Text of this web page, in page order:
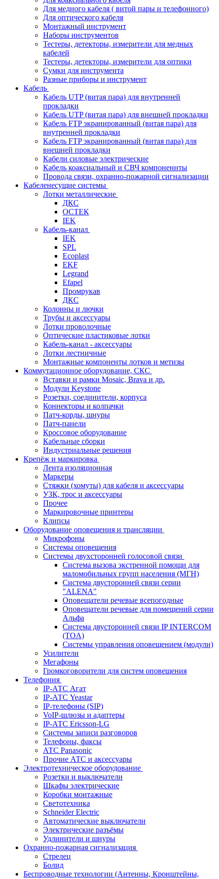
Для медного кабеля ( витой пары и телефонного)
Для оптического кабеля
Монтажный инструмент
Наборы инструментов
Тестеры, детекторы, измерители для медных
кабелей
Тестеры, детекторы, измерители для оптики
Сумки для инструмента
Разные приборы и инструмент
Кабель
Кабель UTP (витая пара) для внутренней
прокладки
Кабель UTP (витая пара) для внешней прокладки
Кабель FTP экранированный (витая пара) для
внутренней прокладки
Кабель FTP экранированный (витая пара) для
внешней прокладки
Кабели силовые электрические
Кабель коаксиальный и СВЧ компоненнты
Провода связи, охранно-пожарной сигнализации
Кабеленесущие системы
Лотки металлические
ДКС
ОСТЕК
IEK
Кабель-канал
IEK
SPL
Ecoplast
EKF
Legrand
Efapel
Промрукав
ДКС
Колонны и лючки
Трубы и аксессуары
Лотки проволочные
Оптические пластиковые лотки
Кабель-канал - аксессуары
Лотки лестничные
Монтажные компоненты лотков и метизы
Коммутационное оборудование, СКС
Вставки и рамки Mosaic, Brava и др.
Модули Keystone
Розетки, соединители, корпуса
Коннекторы и колпачки
Патч-корды, шнуры
Патч-панели
Кроссовое оборудование
Кабельные сборки
Индустриальные решения
Крепёж и маркировка
Лента изоляционная
Маркеры
Стяжки (хомуты) для кабеля и аксессуары
УЗК, трос и аксессуары
Прочее
Маркировочные принтеры
Клипсы
Оборудование оповещения и трансляции
Микрофоны
Системы оповещения
Системы двухсторонней голосовой связи
Система вызова экстренной помощи для
маломобильных групп населения (МГН)
Система двусторонней связи серии
"ALENA"
Оповещатели речевые всепогодные
Оповещатели речевые для помещений серии
Альфа
Система двусторонней связи IP INTERCOM
(TOA)
Системы управления оповещением (модули)
Усилители
Мегафоны
Громкоговорители для систем оповещения
Телефония
IP-АТС Агат
IP-АТС Yeastar
IP-телефоны (SIP)
VoIP-шлюзы и адаптеры
IP-АТС Ericsson-LG
Системы записи разговоров
Телефоны, факсы
АТС Panasonic
Прочие АТС и аксессуары
Электротехническое оборудование
Розетки и выключатели
Шкафы электрические
Коробки монтажные
Светотехника
Schneider Electric
Автоматические выключатели
Электрические разъёмы
Удлинители и шнуры
Охранно-пожарная сигнализация
Стрелец
Болид
Беспроводные технологии (Антенны, Кронштейны,